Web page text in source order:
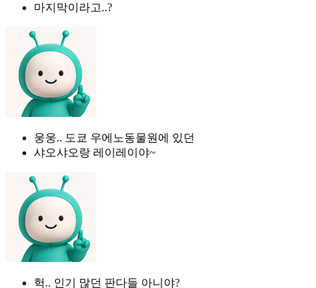
마지막이라고..?
웅웅.. 도쿄 우에노동물원에 있던
샤오샤오랑 레이레이야~
헉.. 인기 많던 판다들 아니야?